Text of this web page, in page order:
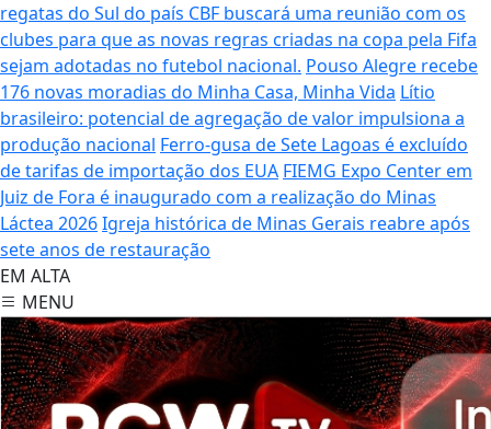
regatas do Sul do país CBF buscará uma reunião com os
clubes para que as novas regras criadas na copa pela Fifa
sejam adotadas no futebol nacional. Pouso Alegre recebe
176 novas moradias do Minha Casa, Minha Vida Lítio
brasileiro: potencial de agregação de valor impulsiona a
produção nacional Ferro-gusa de Sete Lagoas é excluído
de tarifas de importação dos EUA FIEMG Expo Center em
Juiz de Fora é inaugurado com a realização do Minas
Láctea 2026Igreja histórica de Minas Gerais reabre após
sete anos de restauração
EM ALTA
MENU